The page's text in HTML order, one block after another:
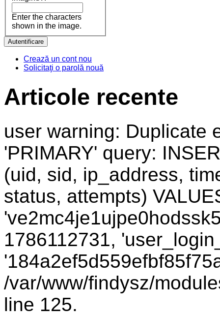
Enter the characters
shown in the image.
Crează un cont nou
Solicitaţi o parolă nouă
Articole recente
user warning: Duplicate
'PRIMARY' query:
(uid, sid, ip_address,
status, attempts)
1786112731,
/var/www/findysz/
line 125.